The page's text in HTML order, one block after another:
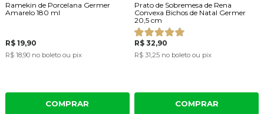
Ramekin de Porcelana Germer
Amarelo 180 ml
R$ 19,90
R$ 18,90 no boleto ou pix
COMPRAR
Prato de Sobremesa de Rena
Convexa Bichos de Natal Germer
20,5 cm
R$ 32,90
R$ 31,25 no boleto ou pix
COMPRAR